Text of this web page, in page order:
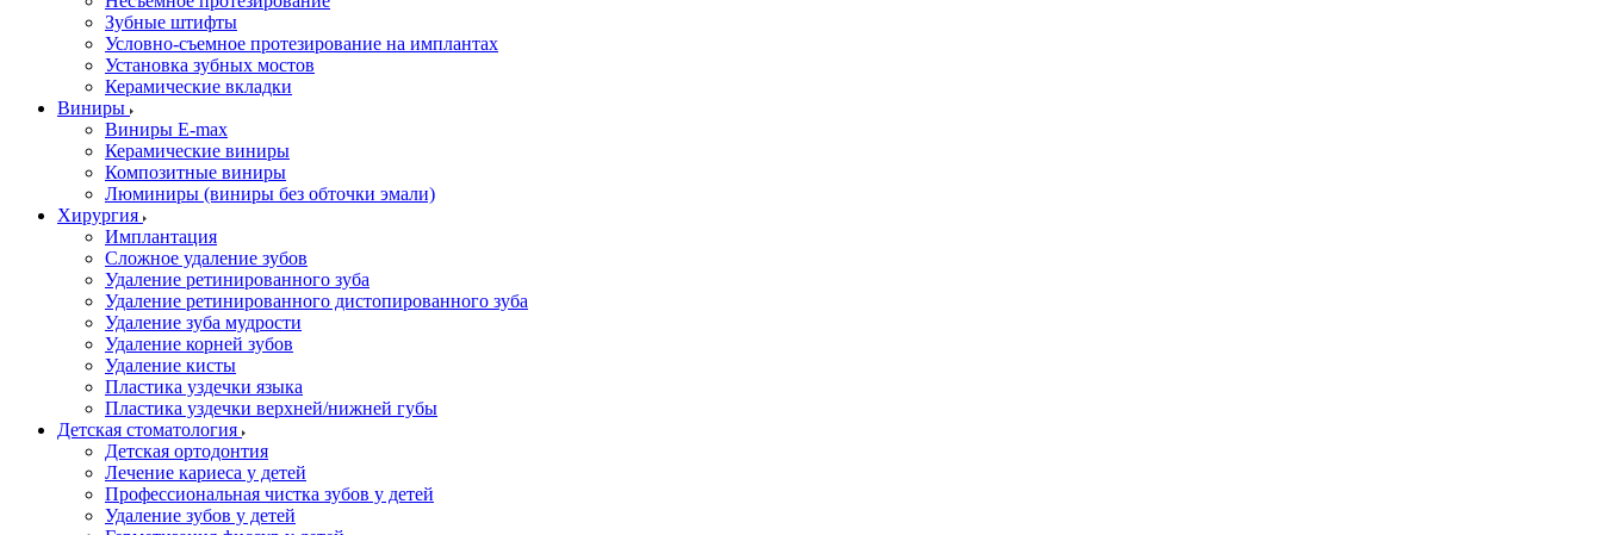
Зубные штифты
Условно-съемное протезирование на имплантах
Установка зубных мостов
Керамические вкладки
Виниры
Виниры E-max
Керамические виниры
Композитные виниры
Люминиры (виниры без обточки эмали)
Хирургия
Имплантация
Сложное удаление зубов
Удаление ретинированного зуба
Удаление ретинированного дистопированного зуба
Удаление зуба мудрости
Удаление корней зубов
Удаление кисты
Пластика уздечки языка
Пластика уздечки верхней/нижней губы
Детская стоматология
Детская ортодонтия
Лечение кариеса у детей
Профессиональная чистка зубов у детей
Удаление зубов у детей